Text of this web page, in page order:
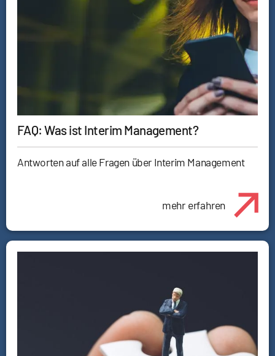
FAQ: Was ist Interim Management?
Antworten auf alle Fragen über Interim Management
mehr erfahren